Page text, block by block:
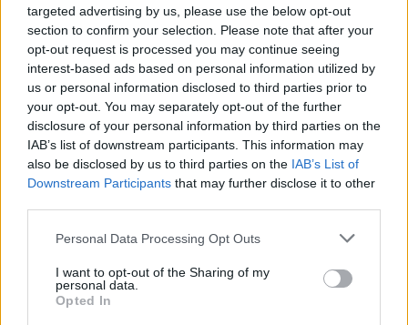
targeted advertising by us, please use the below opt-out
section to confirm your selection. Please note that after your
opt-out request is processed you may continue seeing
interest-based ads based on personal information utilized by
us or personal information disclosed to third parties prior to
your opt-out. You may separately opt-out of the further
disclosure of your personal information by third parties on the
IAB’s list of downstream participants. This information may
also be disclosed by us to third parties on the IAB’s List of
Downstream Participants that may further disclose it to other
Please note that this website/app uses one or more Google
not limited to your visit or usage behaviour. You may click to
grant or deny consent to Google and its third-party tags to
use your data for below specified purposes in below Google
Personal Data Processing Opt Outs
I want to opt-out of the Sharing of my
personal data.
Opted In
Τετάρτη 15 Ιου 2026, 12:22
Χαλκιδική: Δύο
τραυματισμοί στη
θάλασσα από παιχνίδια
hyperfly, 24χρονη από
Στο νοσοκομείο οι δύο